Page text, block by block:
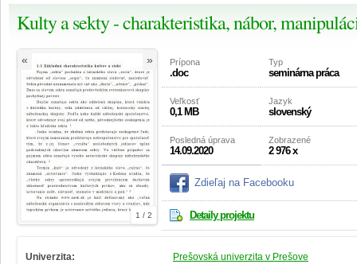
Kulty a sekty - charakteristika, nábor,
1 / 2
« » Prípona
.doc
Typ
seminárna práca
Veľkosť
0,1 MB
Jazyk
slovenský
Posledná úprava
14.09.2020
Zobrazené
2 976 x
Zdieľaj na Facebooku
Detaily projektu
Univerzita: Prešovská univerzita v Prešove